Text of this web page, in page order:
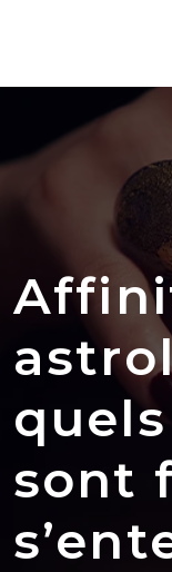
sont